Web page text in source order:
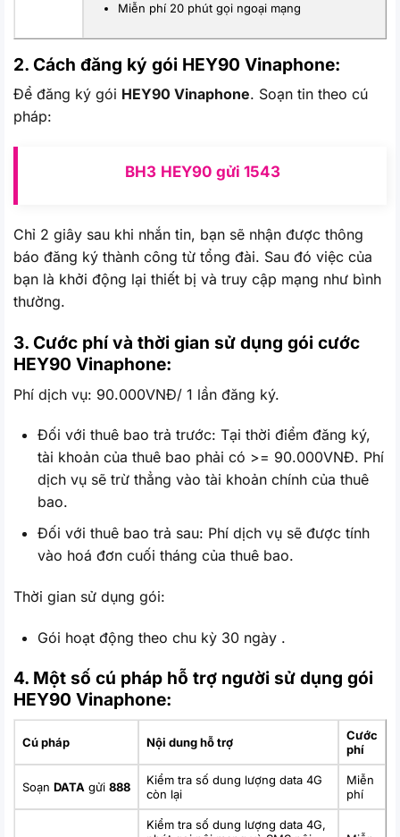
Miễn phí 20 phút gọi ngoại mạng
2. Cách đăng ký gói HEY90 Vinaphone:
Để đăng ký gói HEY90 Vinaphone. Soạn tin theo cú
pháp:
BH3 HEY90 gửi 1543
Chỉ 2 giây sau khi nhắn tin, bạn sẽ nhận được thông
báo đăng ký thành công từ tổng đài. Sau đó việc của
bạn là khởi động lại thiết bị và truy cập mạng như bình
thường.
3. Cước phí và thời gian sử dụng gói cước
HEY90 Vinaphone:
Phí dịch vụ: 90.000VNĐ/ 1 lần đăng ký.
Đối với thuê bao trả trước: Tại thời điểm đăng ký,
tài khoản của thuê bao phải có >= 90.000VNĐ. Phí
dịch vụ sẽ trừ thẳng vào tài khoản chính của thuê
bao.
Đối với thuê bao trả sau: Phí dịch vụ sẽ được tính
vào hoá đơn cuối tháng của thuê bao.
Thời gian sử dụng gói:
Gói hoạt động theo chu kỳ 30 ngày .
4. Một số cú pháp hỗ trợ người sử dụng gói
HEY90 Vinaphone:
Cú pháp Nội dung hỗ trợ
Cước
phí
Soạn DATA gửi 888
Kiểm tra số dung lượng data 4G
còn lại
Miễn
phí
Kiểm tra số dung lượng data 4G,